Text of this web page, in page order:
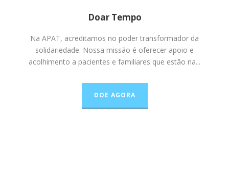
Doar Tempo
Na APAT, acreditamos no poder transformador da
solidariedade. Nossa missão é oferecer apoio e
acolhimento a pacientes e familiares que estão na...
DOE AGORA